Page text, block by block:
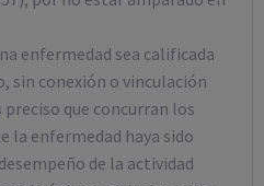
enfermedad sea calificada
sin conexión o vinculación
que concurran los
la enfermedad haya sido
de la actividad